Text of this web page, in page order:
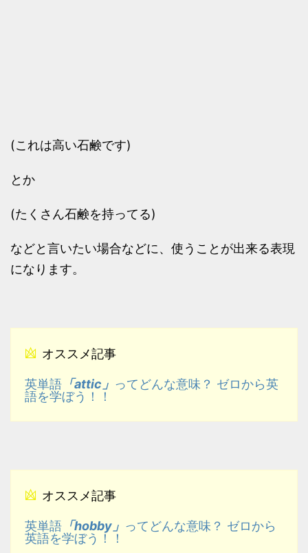
(これは高い石鹸です)
とか
(たくさん石鹸を持ってる)
などと言いたい場合などに、使うことが出来る表現
になります。
オススメ記事
「attic」
語を学ぼう！！
オススメ記事
「hobby」
英語を学ぼう！！